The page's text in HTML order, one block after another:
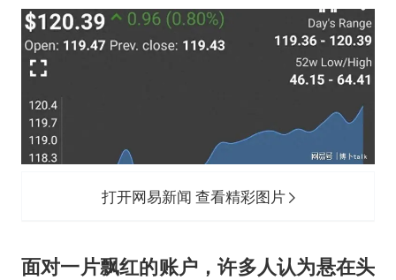
奋力开创中国式现代化建设新局面
打开网易新闻 查看精彩图片
面对一片飘红的账户，许多人认为悬在头